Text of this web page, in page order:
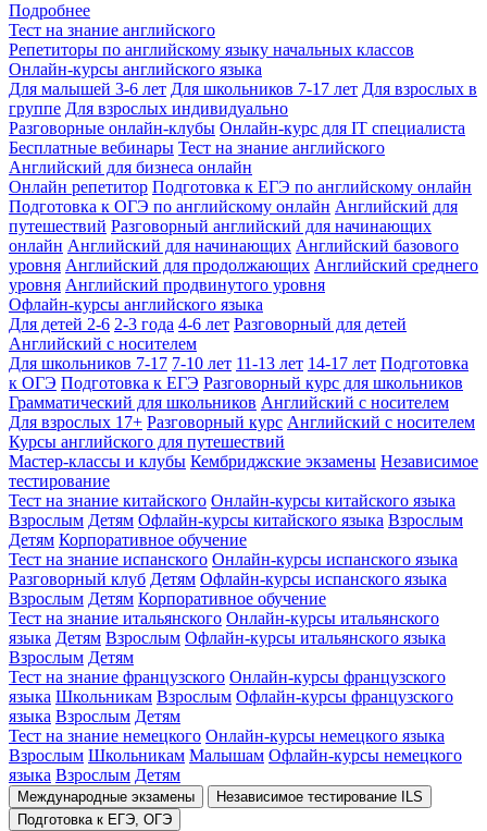
Подробнее
Тест на знание английского
Репетиторы по английскому языку начальных классов
Онлайн-курсы английского языка
Для малышей 3-6 лет Для школьников 7-17 лет Для взрослых в
группе Для взрослых индивидуально
Разговорные онлайн-клубы Онлайн-курс для IT специалиста
Бесплатные вебинары Тест на знание английского
Английский для бизнеса онлайн
Онлайн репетитор Подготовка к ЕГЭ по английскому онлайн
Подготовка к ОГЭ по английскому онлайн Английский для
путешествий Разговорный английский для начинающих
онлайн Английский для начинающих Английский базового
уровня Английский для продолжающих Английский среднего
уровня Английский продвинутого уровня
Офлайн-курсы английского языка
Для детей 2-6 2-3 года 4-6 лет Разговорный для детей
Английский с носителем
Для школьников 7-17 7-10 лет 11-13 лет 14-17 лет Подготовка
к ОГЭ Подготовка к ЕГЭ Разговорный курс для школьников
Грамматический для школьников Английский с носителем
Для взрослых 17+ Разговорный курс Английский с носителем
Курсы английского для путешествий
Мастер-классы и клубы Кембриджские экзамены Независимое
тестирование
Тест на знание китайского Онлайн-курсы китайского языка
Взрослым Детям Офлайн-курсы китайского языка Взрослым
Детям Корпоративное обучение
Тест на знание испанского Онлайн-курсы испанского языка
Разговорный клуб Детям Офлайн-курсы испанского языка
Взрослым Детям Корпоративное обучение
Тест на знание итальянского Онлайн-курсы итальянского
языка Детям Взрослым Офлайн-курсы итальянского языка
Взрослым Детям
Тест на знание французского Онлайн-курсы французского
языка Школьникам Взрослым Офлайн-курсы французского
языка Взрослым Детям
Тест на знание немецкого Онлайн-курсы немецкого языка
Взрослым Школьникам Малышам Офлайн-курсы немецкого
языка Взрослым Детям
Международные экзамены
Независимое тестирование ILS
Подготовка к ЕГЭ, ОГЭ